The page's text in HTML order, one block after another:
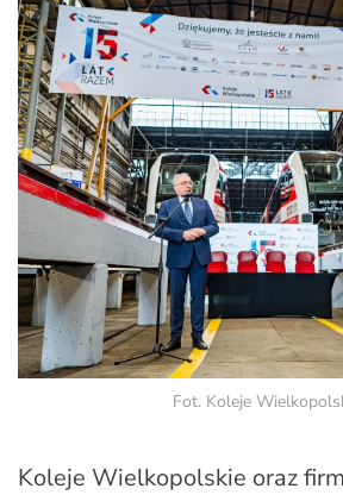
Fot. Koleje
Koleje Wielkopolskie oraz